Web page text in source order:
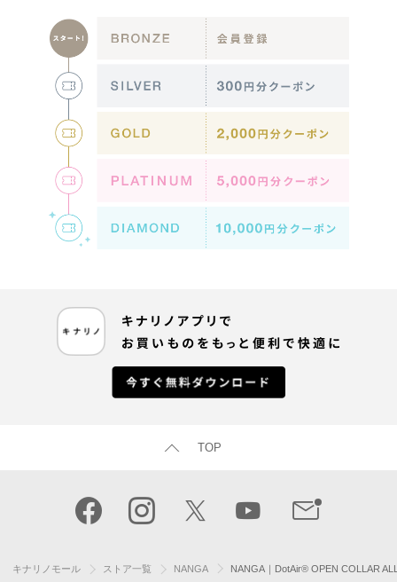
TOP
キナリノモール ストア一覧 NANGA NANGA｜DotAir® OPEN COLLAR